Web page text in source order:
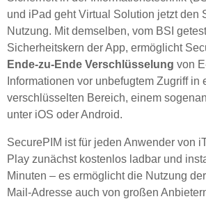
und iPad geht Virtual Solution jetzt den
Nutzung. Mit demselben, vom BSI
Sicherheitskern der App, ermöglicht
Ende-zu-Ende Verschlüsselung von
Informationen vor unbefugtem Zugriff in
verschlüsselten Bereich, einem
unter iOS oder Android.
SecurePIM ist für jeden Anwender von
Play zunächst kostenlos ladbar und
Minuten – es ermöglicht die Nutzung
Mail-Adresse auch von großen